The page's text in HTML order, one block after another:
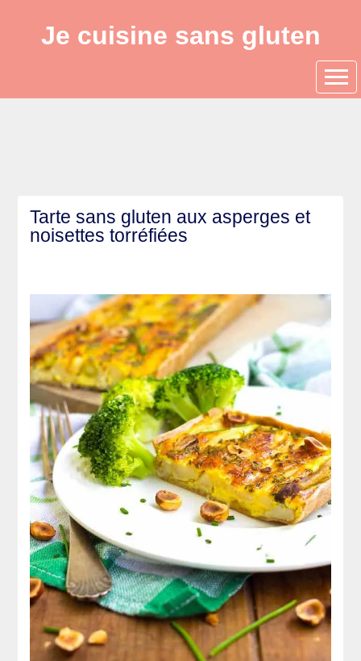
Je cuisine sans gluten
Tarte sans gluten aux asperges et
noisettes torréfiées